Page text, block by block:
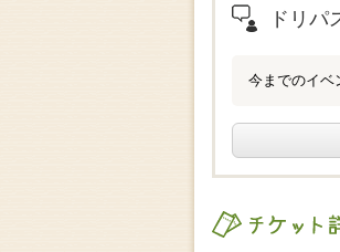
ドリパ
今までのイベ